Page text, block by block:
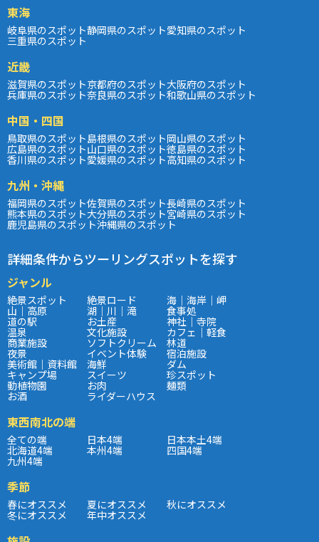
東海
岐阜県のスポット静岡県のスポット愛知県のスポット
三重県のスポット
近畿
滋賀県のスポット京都府のスポット大阪府のスポット
兵庫県のスポット奈良県のスポット和歌山県のスポット
中国・四国
鳥取県のスポット島根県のスポット岡山県のスポット
広島県のスポット山口県のスポット徳島県のスポット
香川県のスポット愛媛県のスポット高知県のスポット
九州・沖縄
福岡県のスポット佐賀県のスポット長崎県のスポット
熊本県のスポット大分県のスポット宮崎県のスポット
鹿児島県のスポット沖縄県のスポット
詳細条件からツーリングスポットを探す
ジャンル
絶景スポット 絶景ロード 海｜海岸｜岬
山｜高原 湖｜川｜滝 食事処
道の駅 お土産 神社｜寺院
温泉 文化施設 カフェ｜軽食
商業施設 ソフトクリーム 林道
夜景 イベント体験 宿泊施設
美術館｜資料館 海鮮 ダム
キャンプ場 スイーツ 珍スポット
動植物園 お肉 麺類
お酒 ライダーハウス
東西南北の端
全ての端 日本4端 日本本土4端
北海道4端 本州4端 四国4端
九州4端
季節
春にオススメ 夏にオススメ 秋にオススメ
冬にオススメ 年中オススメ